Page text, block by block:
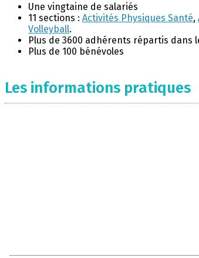
Une vingtaine de salariés
11 sections : Activités Physiques Santé,
Volleyball.
Plus de 3600 adhérents répartis dans
Plus de 100 bénévoles
Les informations pratiques